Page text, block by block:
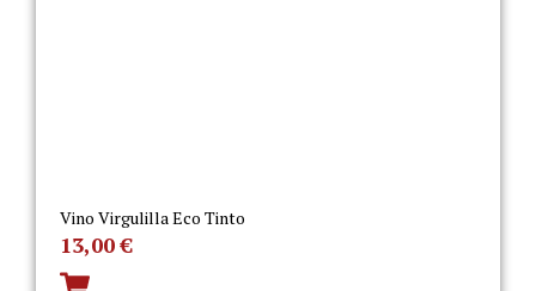
Vino Virgulilla Eco Tinto
13,00€